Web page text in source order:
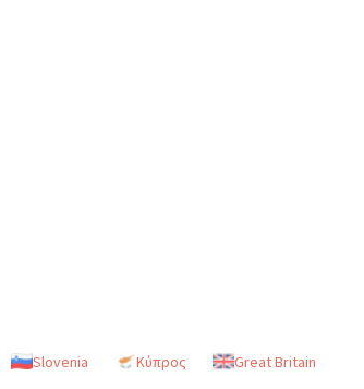
Slovenia Κύπρος
Great Britain